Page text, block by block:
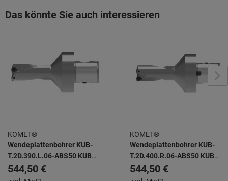
Das könnte Sie auch interessieren
KOMET®
Wendeplattenbohrer KUB-
T.2D.390.L.06-ABS50 KUB
TRIGON -
544,50 €
KOMET®
Wendeplattenbohrer KUB-
T.2D.400.R.06-ABS50 KUB
TRIGON -
544,50 €